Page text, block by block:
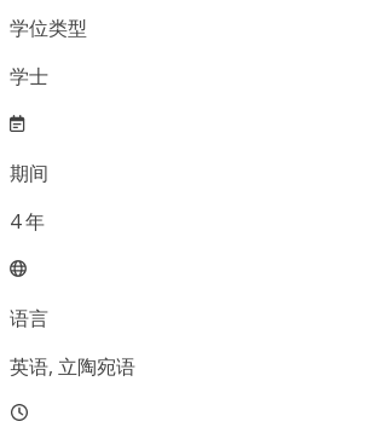
学位类型
学士
期间
4年
语言
英语, 立陶宛语